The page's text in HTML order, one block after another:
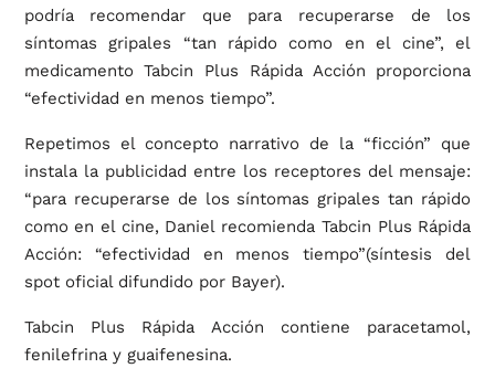
podría recomendar que para recuperarse de los
síntomas gripales “tan rápido como en el cine”, el
medicamento Tabcin Plus Rápida Acción proporciona
“efectividad en menos tiempo”.
Repetimos el concepto narrativo de la “ficción” que
instala la publicidad entre los receptores del mensaje:
“para recuperarse de los síntomas gripales tan rápido
como en el cine, Daniel recomienda Tabcin Plus Rápida
Acción: “efectividad en menos tiempo”(síntesis del
spot oficial difundido por Bayer).
Tabcin Plus Rápida Acción contiene paracetamol,
fenilefrina y guaifenesina.